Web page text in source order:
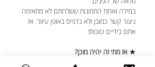
במידה ואחת התמונות ששלחתם לא מתאימה
ניצור קשר כמובן ולא נדפיס באופן עיוור. אז
אתם בידיים טובות!
★ אז מתי זה יהיה מוכן?
לכל הפחות בתוך יום עסקים אחד ולכל היותר